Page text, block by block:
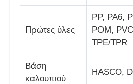
Μούχλα εξαρτημάτων
Πλαστικό καλούπι
Αυτοκίνητη φόρμα εγχύσεων
Πρώτες ύλες
PP, PA6,
POM,
TPE/TPR
Βάση
καλουπιού
HASCO,